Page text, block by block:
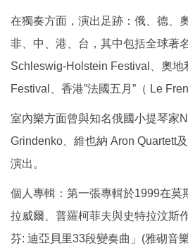
在獨奏方面，演出足跡：俄、德、
非、中、港、台，其中包括全球著
Schleswig-Holstein Festival、奧地
Festival、香港”法國五月”（ Le
室內樂方面曾與知名俄國小提琴家
Grindenko、維也納 Aron Quartett
演出。
個人專輯：第一張專輯於1999在莫
拉威爾、普羅柯菲夫與史特拉汶斯
芬: 迪亞貝里33段變奏曲」(雅砌音